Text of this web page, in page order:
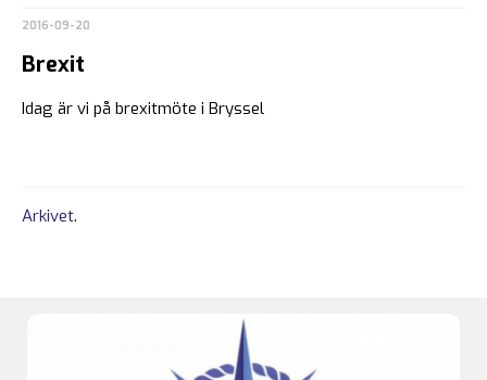
2016-09-20
Brexit
Idag är vi på brexitmöte i Bryssel
Arkivet.